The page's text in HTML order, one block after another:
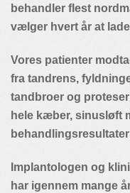
behandler flest
vælger hvert år at
Vores patienter
fra tandrens,
tandbroer og
hele kæber, sinusløft
Implantologen og
har igennem mange